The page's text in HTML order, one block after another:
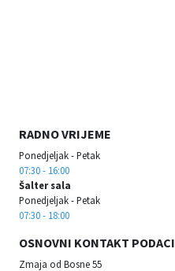
RADNO VRIJEME
Ponedjeljak - Petak
07:30 - 16:00
Šalter sala
Ponedjeljak - Petak
07:30 - 18:00
OSNOVNI KONTAKT PODACI
Zmaja od Bosne 55